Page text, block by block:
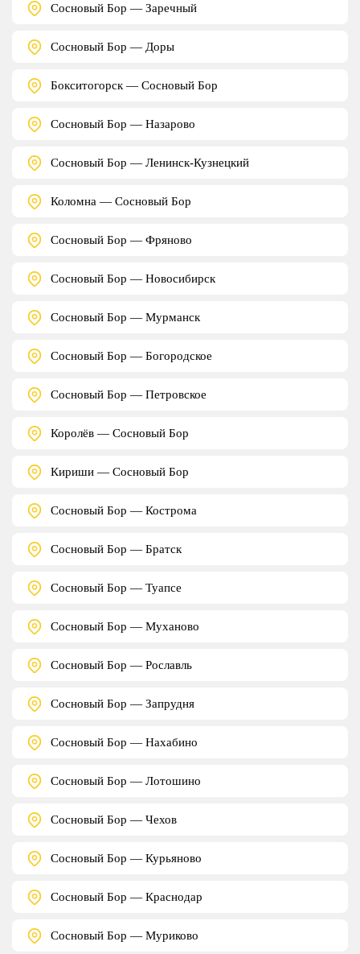
Сосновый Бор — Заречный
Сосновый Бор — Доры
Бокситогорск — Сосновый Бор
Сосновый Бор — Назарово
Сосновый Бор — Ленинск-Кузнецкий
Коломна — Сосновый Бор
Сосновый Бор — Фряново
Сосновый Бор — Новосибирск
Сосновый Бор — Мурманск
Сосновый Бор — Богородское
Сосновый Бор — Петровское
Королёв — Сосновый Бор
Кириши — Сосновый Бор
Сосновый Бор — Кострома
Сосновый Бор — Братск
Сосновый Бор — Туапсе
Сосновый Бор — Муханово
Сосновый Бор — Рославль
Сосновый Бор — Запрудня
Сосновый Бор — Нахабино
Сосновый Бор — Лотошино
Сосновый Бор — Чехов
Сосновый Бор — Курьяново
Сосновый Бор — Краснодар
Сосновый Бор — Муриково